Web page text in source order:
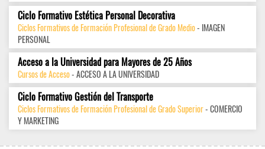
Ciclo Formativo Estética Personal Decorativa
Ciclos Formativos de Formación Profesional de Grado Medio- IMAGEN
PERSONAL
Acceso a la Universidad para Mayores de 25 Años
Cursos de Acceso- ACCESO A LA UNIVERSIDAD
Ciclo Formativo Gestión del Transporte
Ciclos Formativos de Formación Profesional de Grado Superior- COMERCIO
Y MARKETING